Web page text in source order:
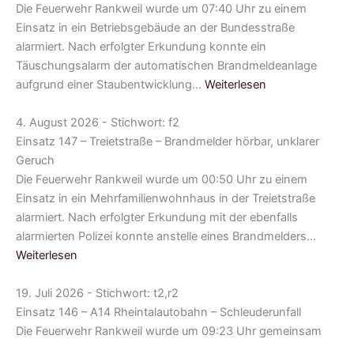
Die Feuerwehr Rankweil wurde um 07:40 Uhr zu einem
Einsatz in ein Betriebsgebäude an der Bundesstraße
alarmiert. Nach erfolgter Erkundung konnte ein
Täuschungsalarm der automatischen Brandmeldeanlage
aufgrund einer Staubentwicklung… Weiterlesen
4. August 2026 - Stichwort: f2
Einsatz 147 – Treietstraße – Brandmelder hörbar, unklarer
Geruch
Die Feuerwehr Rankweil wurde um 00:50 Uhr zu einem
Einsatz in ein Mehrfamilienwohnhaus in der Treietstraße
alarmiert. Nach erfolgter Erkundung mit der ebenfalls
alarmierten Polizei konnte anstelle eines Brandmelders…
Weiterlesen
19. Juli 2026 - Stichwort: t2,r2
Einsatz 146 – A14 Rheintalautobahn – Schleuderunfall
Die Feuerwehr Rankweil wurde um 09:23 Uhr gemeinsam